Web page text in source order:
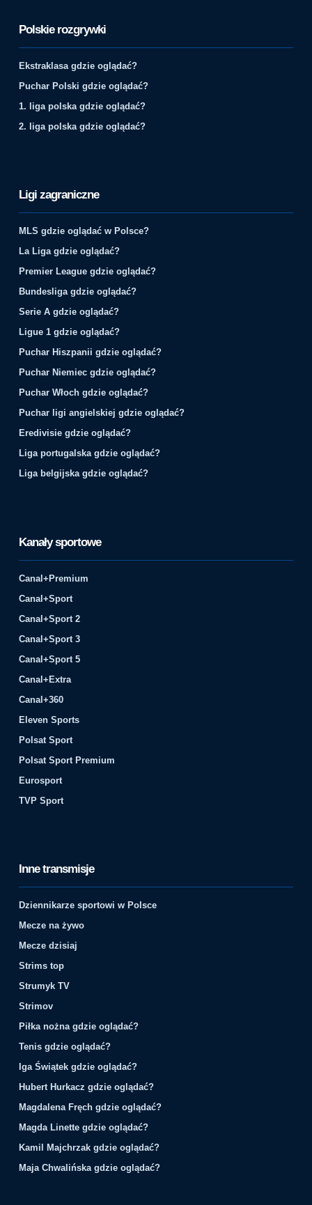
Polskie rozgrywki
Ekstraklasa gdzie oglądać?
Puchar Polski gdzie oglądać?
1. liga polska gdzie oglądać?
2. liga polska gdzie oglądać?
Ligi zagraniczne
MLS gdzie oglądać w Polsce?
La Liga gdzie oglądać?
Premier League gdzie oglądać?
Bundesliga gdzie oglądać?
Serie A gdzie oglądać?
Ligue 1 gdzie oglądać?
Puchar Hiszpanii gdzie oglądać?
Puchar Niemiec gdzie oglądać?
Puchar Włoch gdzie oglądać?
Puchar ligi angielskiej gdzie oglądać?
Eredivisie gdzie oglądać?
Liga portugalska gdzie oglądać?
Liga belgijska gdzie oglądać?
Kanały sportowe
Canal+Premium
Canal+Sport
Canal+Sport 2
Canal+Sport 3
Canal+Sport 5
Canal+Extra
Canal+360
Eleven Sports
Polsat Sport
Polsat Sport Premium
Eurosport
TVP Sport
Inne transmisje
Dziennikarze sportowi w Polsce
Mecze na żywo
Mecze dzisiaj
Strims top
Strumyk TV
Strimov
Piłka nożna gdzie oglądać?
Tenis gdzie oglądać?
Iga Świątek gdzie oglądać?
Hubert Hurkacz gdzie oglądać?
Magdalena Fręch gdzie oglądać?
Magda Linette gdzie oglądać?
Kamil Majchrzak gdzie oglądać?
Maja Chwalińska gdzie oglądać?